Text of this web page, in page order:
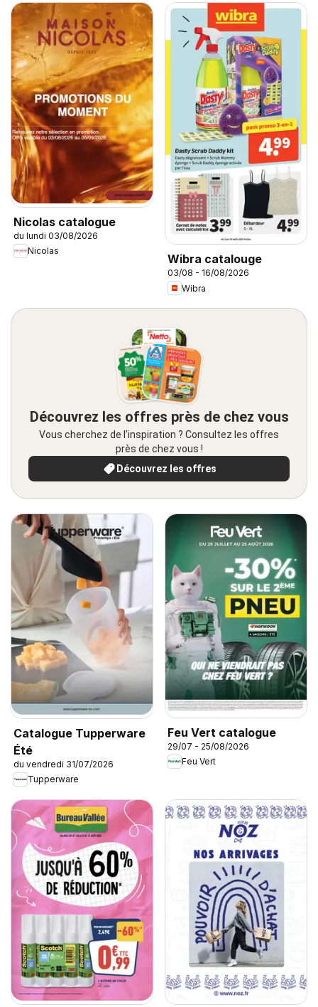
Nicolas catalogue
du lundi 03/08/2026
Nicolas
Wibra catalouge
03/08 - 16/08/2026
Wibra
Découvrez les offres près de chez vous
Vous cherchez de l’inspiration ? Consultez les offres
près de chez vous !
Découvrez les offres
Catalogue Tupperware
Été
du vendredi 31/07/2026
Tupperware
Feu Vert catalogue
29/07 - 25/08/2026
Feu Vert